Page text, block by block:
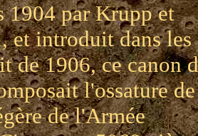
1904 par Krupp et
et introduit dans les
de 1906, ce canon
l'ossature de
de l'Armée